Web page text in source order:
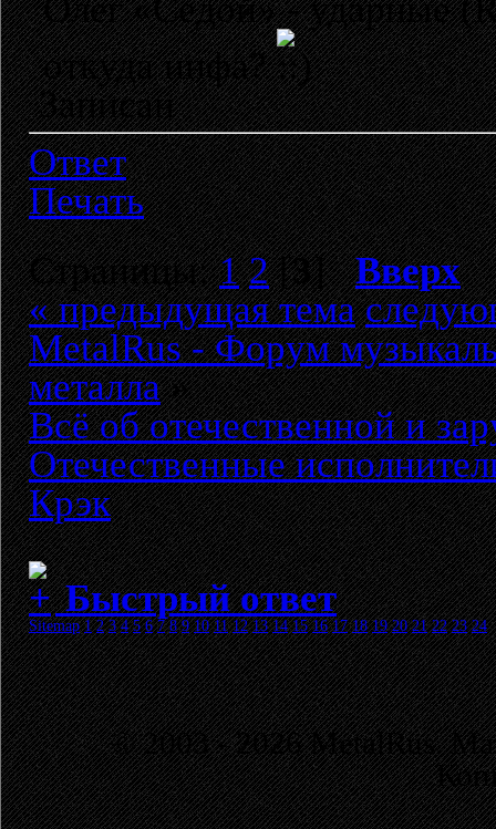
Олег «Седой» - ударные
откуда инфа?
Записан
Ответ
Печать
Страницы:1 2[3]Вверх
« предыдущая тема
MetalRus - Форум
металла»
Всё об отечественной и
Отечественные
Крэк
Быстрый ответ
Sitemap 1 2 3 4 5 6 7 8 9 10 11 12 13 14 15 16 17 18 19 20 21 22 23 24
© 2003 - 2026 MetalRus.